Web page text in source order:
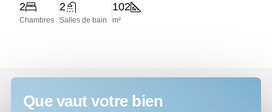
2
Chambres
2
Salles de bain
102
m²
Que vaut votre bien